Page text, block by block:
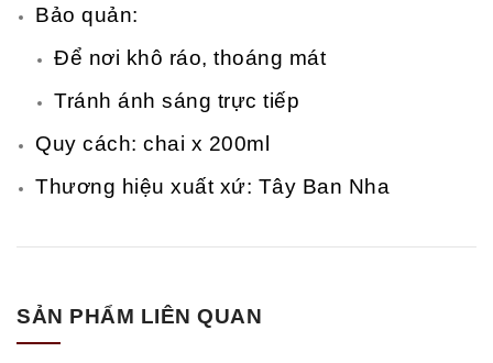
Bảo quản:
Để nơi khô ráo, thoáng mát
Tránh ánh sáng trực tiếp
Quy cách: chai x 200ml
Thương hiệu xuất xứ: Tây Ban Nha
SẢN PHẨM LIÊN QUAN